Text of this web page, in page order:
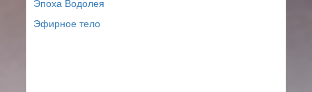
Эпоха Водолея
Эфирное тело